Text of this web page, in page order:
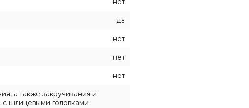
да
нет
нет
нет
а также закручивания и
с шлицевыми головками.